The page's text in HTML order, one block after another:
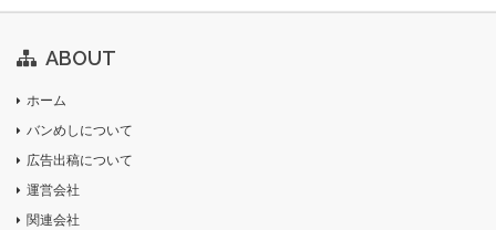
ABOUT
ホーム
バンめしについて
広告出稿について
運営会社
関連会社